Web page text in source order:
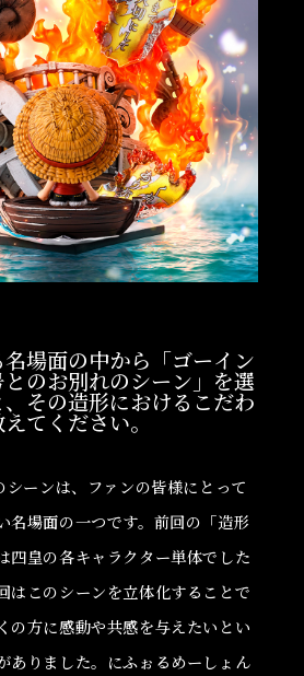
場面の中から「ゴーイン
のお別れのシーン」を選
その造形におけるこだわ
てください。
シーンは、ファンの皆様にとって
名場面の一つです。前回の「造形
四皇の各キャラクター単体でした
はこのシーンを立体化することで
の方に感動や共感を与えたいとい
ありました。にふぉるめーしょん